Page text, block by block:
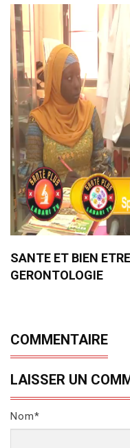
SANTE ET BIEN
GERONTOLOGIE
COMMENTAIRE
LAISSER UN
Nom*